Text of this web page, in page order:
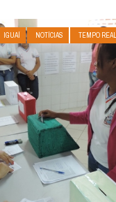
IGUAÍ NOTÍCIAS TEMPO REAL